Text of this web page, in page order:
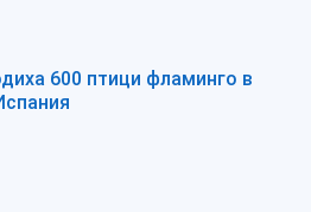
600 птици фламинго в